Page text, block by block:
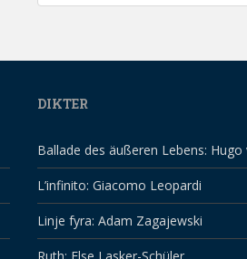
DIKTER
Ballade des äußeren Lebens:
L’infinito: Giacomo Leopardi
Linje fyra: Adam Zagajewski